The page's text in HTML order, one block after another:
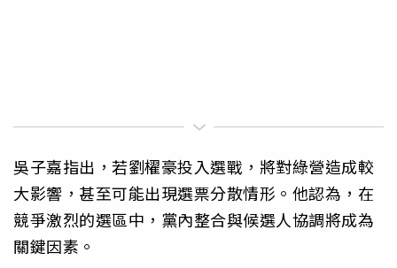
吳子嘉指出，若劉櫂豪投入選戰，將對綠營造成較
大影響，甚至可能出現選票分散情形。他認為，在
競爭激烈的選區中，黨內整合與候選人協調將成為
關鍵因素。